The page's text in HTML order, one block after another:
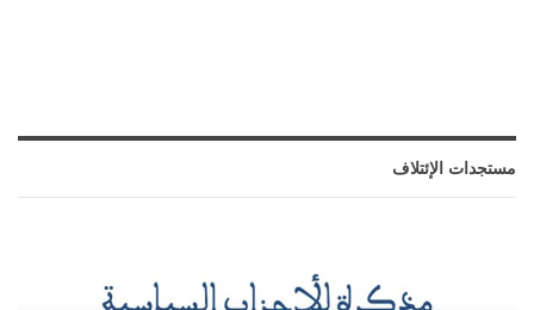
مستجدات الإئتلاف